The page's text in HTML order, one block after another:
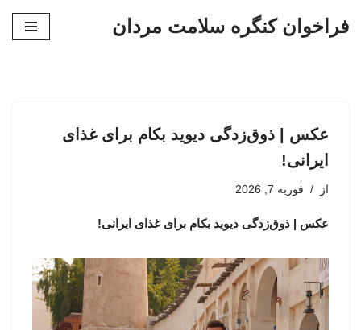
فراخوان کنگره سلامت مردان
عکس | ذوق‌زدگی دیوید بکام برای غذای
ایرانی!
از فوریه 7, 2026
عکس | ذوق‌زدگی دیوید بکام برای غذای ایرانی!